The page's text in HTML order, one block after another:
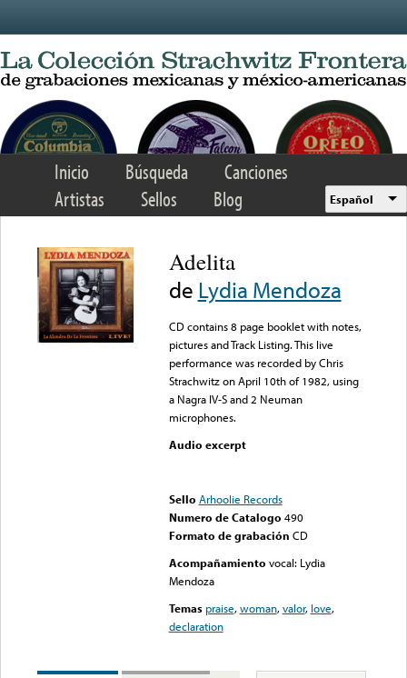
Inicio Búsqueda
Canciones
Artistas
Sellos Blog Español
Adelita
de Lydia Mendoza
CD contains 8 page booklet with notes,
pictures and Track Listing. This live
performance was recorded by Chris
Strachwitz on April 10th of 1982, using
a Nagra IV-S and 2 Neuman
microphones.
Audio excerpt
Sello Arhoolie Records
Numero de Catalogo 490
Formato de grabación CD
Acompañamiento vocal: Lydia
Mendoza
Temas praise,woman,valor, love,
declaration